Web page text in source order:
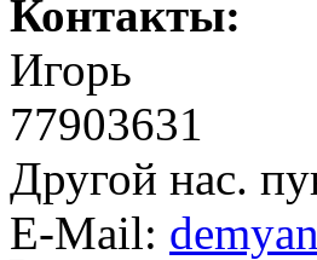
Контакты:
Игорь
77903631
Другой нас.
E-Mail: